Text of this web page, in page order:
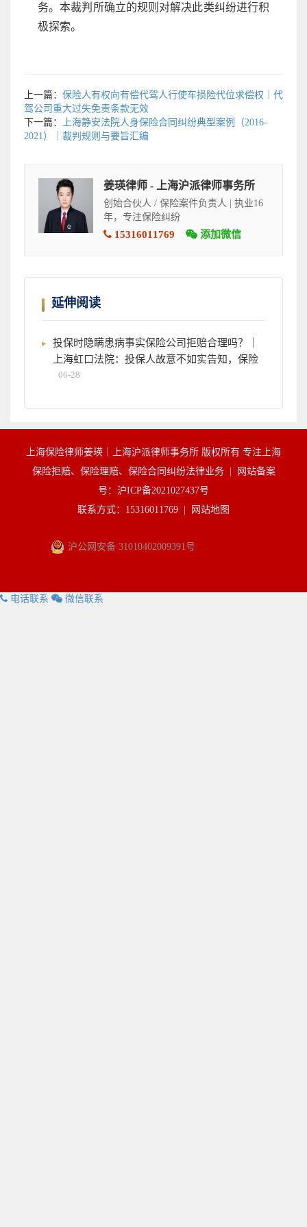
务。本裁判所确立的规则对解决此类纠纷进行积
极探索。
上一篇： 保险人有权向有偿代驾人行使车损险代位求偿权｜代
驾公司重大过失免责条款无效
下一篇：
上海静安法院人身保险合同纠纷典型案例（2016-
2021）｜裁判规则与要旨汇编
姜瑛律师 - 上海沪派律师事务所
创始合伙人 / 保险案件负责人 | 执业16
年，专注保险纠纷
15316011769 添加微信
延伸阅读
投保时隐瞒患病事实保险公司拒赔合理吗？｜
上海虹口法院：投保人故意不如实告知，保险
06-28
上海保险律师姜瑛｜上海沪派律师事务所 版权所有 专注上海
保险拒赔、保险理赔、保险合同纠纷法律业务 |
网站备案
号：沪ICP备2021027437号
联系方式：15316011769 |
网站地图
沪公网安备 31010402009391号
电话联系 微信联系